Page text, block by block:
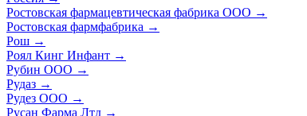
Ростовская фармацевтическая фабрика ООО →
Ростовская фармфабрика →
Рош →
Роял Кинг Инфант →
Рубин ООО →
Рудаз →
Рудез ООО →
Русан Фарма Лтд →